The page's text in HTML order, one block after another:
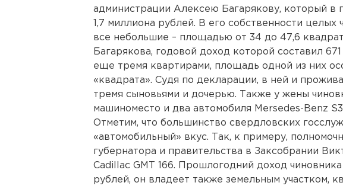
администрации Алексею Багарякову, который в
1,7 миллиона рублей. В его собственности
все небольшие – площадью от 34 до 47,6
Багарякова, годовой доход которой составил
еще тремя квартирами, площадь одной из них
«квадрата». Судя по декларации, в ней и
тремя сыновьями и дочерью. Также у жены
машиноместо и два автомобиля Mersedes-Benz
Отметим, что большинство свердловских
«автомобильный» вкус. Так, к примеру,
губернатора и правительства в Заксобрании
Cadillac GMT 166. Прошлогодний доход чиновника
рублей, он владеет также земельным участком,